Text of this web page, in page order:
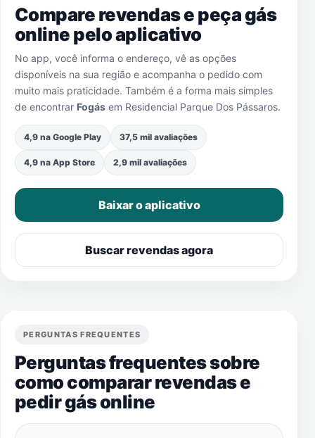
Compare revendas e peça gás
online pelo aplicativo
No app, você informa o endereço, vê as opções
disponíveis na sua região e acompanha o pedido com
muito mais praticidade. Também é a forma mais simples
de encontrar Fogás em Residencial Parque Dos Pássaros.
4,9 na Google Play 37,5 mil avaliações
4,9 na App Store 2,9 mil avaliações
Baixar o aplicativo
Buscar revendas agora
PERGUNTAS FREQUENTES
Perguntas frequentes sobre
como comparar revendas e
pedir gás online